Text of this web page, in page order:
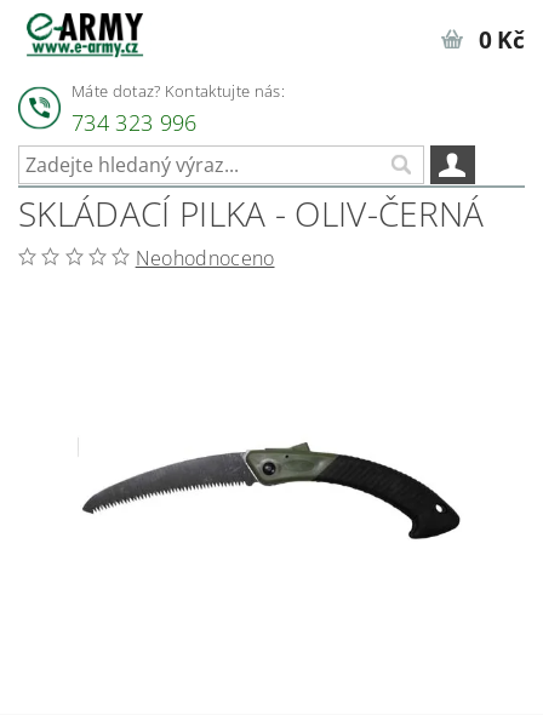
Máte dotaz? Kontaktujte nás:
734 323 996
0 Kč
SKLÁDACÍ PILKA - OLIV-ČERNÁ
Neohodnoceno